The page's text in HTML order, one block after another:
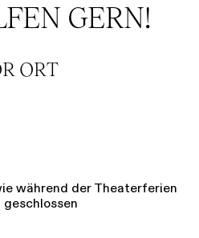
GERN!
ORT
während der Theaterferien
geschlossen